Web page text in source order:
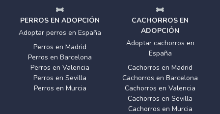
PERROS EN ADOPCIÓN
Adoptar perros en España
Perros en Madrid
Perros en Barcelona
Perros en Valencia
Perros en Sevilla
Perros en Murcia
CACHORROS EN
ADOPCIÓN
Adoptar cachorros en
España
Cachorros en Madrid
Cachorros en Barcelona
Cachorros en Valencia
Cachorros en Sevilla
Cachorros en Murcia